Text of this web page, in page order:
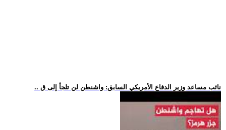
.. نائب مساعد وزير الدفاع الأمريكي السابق: واشنطن لن تلجأ إلى ق